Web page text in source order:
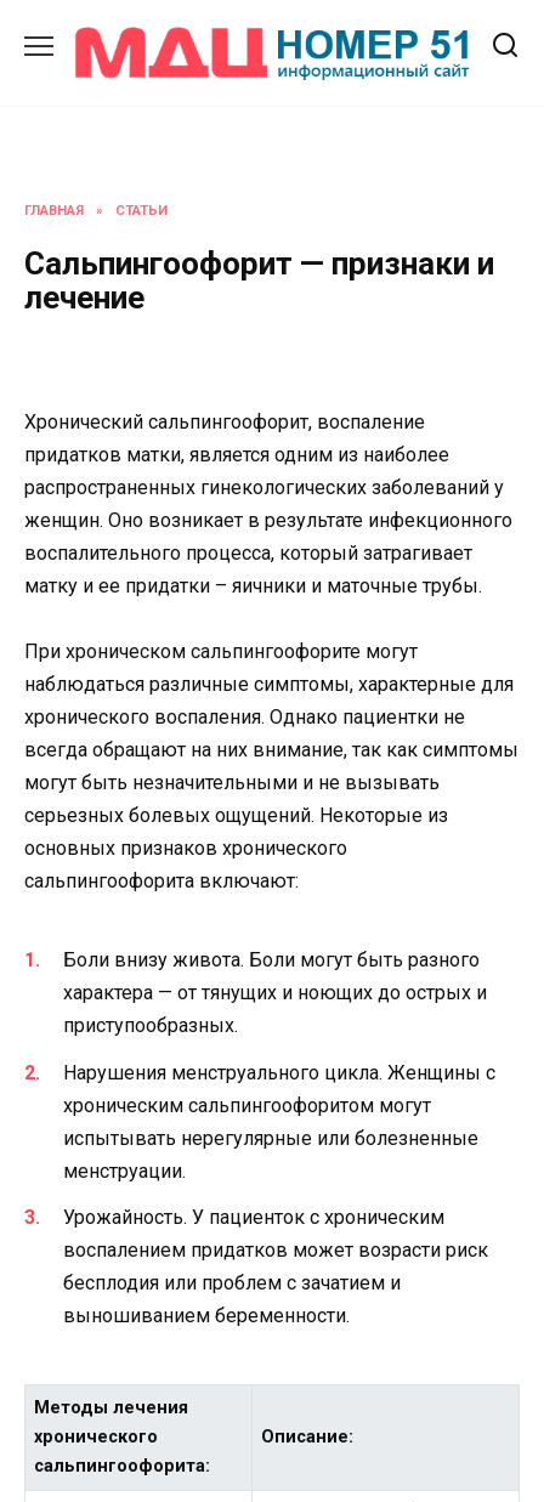
содержанию
ГЛАВНАЯ » СТАТЬИ
Сальпингоофорит — признаки и
лечение
Хронический сальпингоофорит, воспаление
придатков матки, является одним из наиболее
распространенных гинекологических заболеваний у
женщин. Оно возникает в результате инфекционного
воспалительного процесса, который затрагивает
матку и ее придатки – яичники и маточные трубы.
При хроническом сальпингоофорите могут
наблюдаться различные симптомы, характерные для
хронического воспаления. Однако пациентки не
всегда обращают на них внимание, так как симптомы
могут быть незначительными и не вызывать
серьезных болевых ощущений. Некоторые из
основных признаков хронического
сальпингоофорита включают:
Боли внизу живота. Боли могут быть разного
характера — от тянущих и ноющих до острых и
приступообразных.
Нарушения менструального цикла. Женщины с
хроническим сальпингоофоритом могут
испытывать нерегулярные или болезненные
менструации.
Урожайность. У пациенток с хроническим
воспалением придатков может возрасти риск
бесплодия или проблем с зачатием и
выношиванием беременности.
Методы лечения
хронического
сальпингоофорита:
Описание: